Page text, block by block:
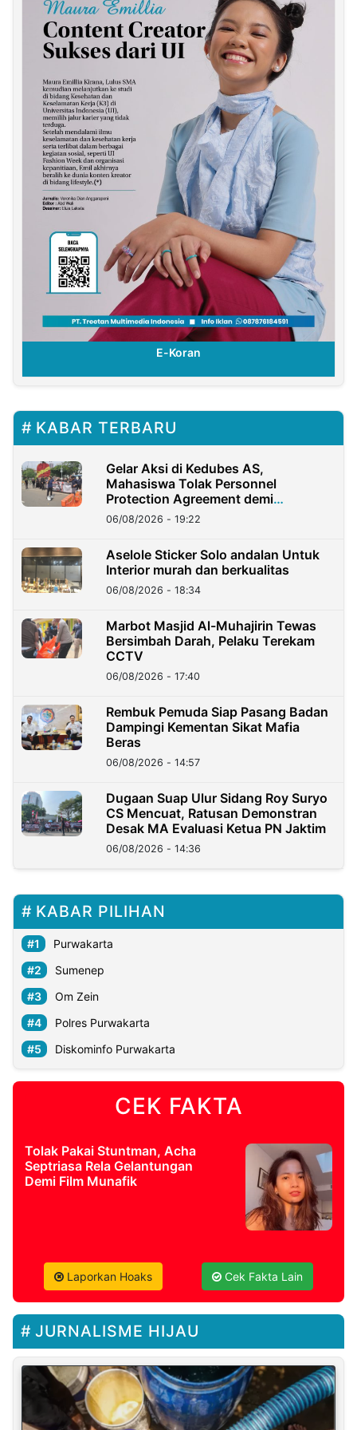
E-Koran
KABAR TERBARU
Gelar Aksi di Kedubes AS,
Mahasiswa Tolak Personnel
Protection Agreement demi
Kedaulatan Negara
06/08/2026 - 19:22
Aselole Sticker Solo andalan Untuk
Interior murah dan berkualitas
06/08/2026 - 18:34
Marbot Masjid Al-Muhajirin Tewas
Bersimbah Darah, Pelaku Terekam
CCTV
06/08/2026 - 17:40
Rembuk Pemuda Siap Pasang Badan
Dampingi Kementan Sikat Mafia
Beras
06/08/2026 - 14:57
Dugaan Suap Ulur Sidang Roy Suryo
CS Mencuat, Ratusan Demonstran
Desak MA Evaluasi Ketua PN Jaktim
06/08/2026 - 14:36
KABAR PILIHAN
Purwakarta
Sumenep
Om Zein
Polres Purwakarta
Diskominfo Purwakarta
CEK FAKTA
Tolak Pakai Stuntman, Acha
Septriasa Rela Gelantungan
Demi Film Munafik
Laporkan Hoaks Cek Fakta Lain
JURNALISME HIJAU